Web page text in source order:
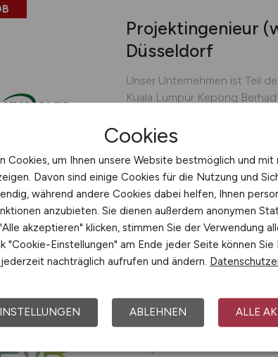
Projektingenieur
Düsseldorf
Unser Unternehmen ist Teil
Kuala Lumpur Kepong
Europa sind wir an sieben
Niederlanden, Italien und
GmbH gehört zum
führenden Global Player in
KLK EMMERICH GmbH
heute Düsseldorf
Leitender
Leitender Elektromonteur
ein dynamisches
Cookies
Cookies, um Ihnen unsere Website bestmöglich und mit
Davon sind einige Cookies für die Nutzung und
während andere Cookies dabei helfen, Ihnen
anzubieten. Sie dienen außerdem anonymen
akzeptieren" klicken, stimmen Sie der Verwendung
"Cookie-Einstellungen" am Ende jeder Seite können Sie
nachträglich aufrufen und ändern.
ABLEHNEN ALLE